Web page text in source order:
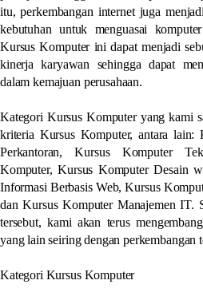
itu, perkembangan internet juga
kebutuhan untuk menguasai
Kursus Komputer ini dapat menjadi
kinerja karyawan sehingga dapat
dalam kemajuan perusahaan.
Kategori Kursus Komputer yang kami
kriteria Kursus Komputer, antara lain:
Perkantoran, Kursus Komputer
Komputer, Kursus Komputer Desain
Informasi Berbasis Web, Kursus
dan Kursus Komputer Manajemen IT.
tersebut, kami akan terus
yang lain seiring dengan perkembangan
Kategori Kursus Komputer